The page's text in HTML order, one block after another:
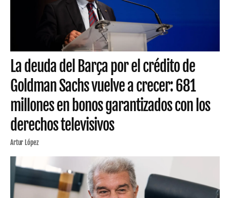
La deuda del Barça por el crédito de
Goldman Sachs vuelve a crecer: 681
millones en bonos garantizados con los
derechos televisivos
Artur López